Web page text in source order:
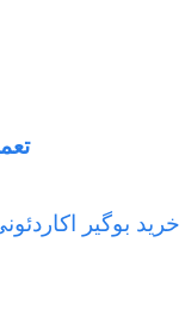
بوگیر